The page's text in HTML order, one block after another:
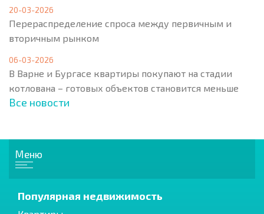
20-03-2026
Перераспределение спроса между первичным и
вторичным рынком
06-03-2026
В Варне и Бургасе квартиры покупают на стадии
котлована – готовых объектов становится меньше
Все новости
Меню
Популярная недвижимость